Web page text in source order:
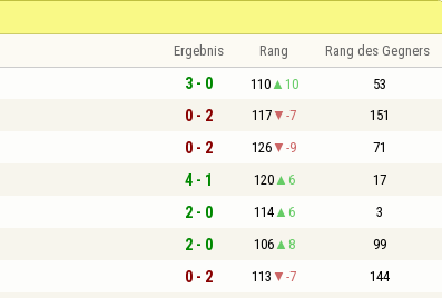
Ergebnis Rang Rang des Gegners
3 - 0 110 10 53
0 - 2 117 -7 151
0 - 2 126 -9 71
4 - 1 120 6 17
2 - 0 114 6 3
2 - 0 106 8 99
0 - 2 113 -7 144